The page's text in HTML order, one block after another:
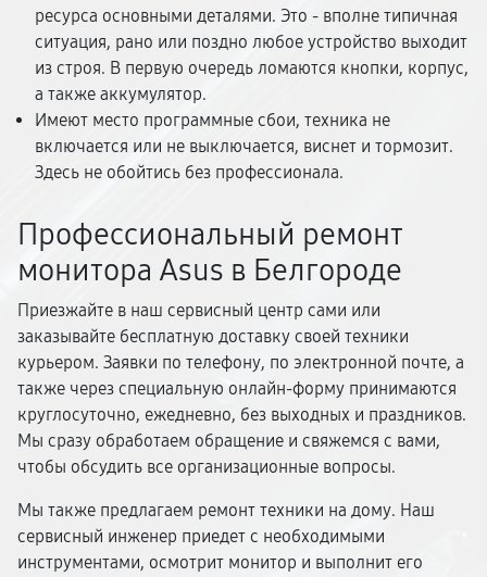
ресурса основными деталями. Это - вполне типичная
ситуация, рано или поздно любое устройство выходит
из строя. В первую очередь ломаются кнопки, корпус,
а также аккумулятор.
Имеют место программные сбои, техника не
включается или не выключается, виснет и тормозит.
Здесь не обойтись без профессионала.
Профессиональный ремонт
монитора Asus в Белгороде
Приезжайте в наш сервисный центр сами или
заказывайте бесплатную доставку своей техники
курьером. Заявки по телефону, по электронной почте, а
также через специальную онлайн-форму принимаются
круглосуточно, ежедневно, без выходных и праздников.
Мы сразу обработаем обращение и свяжемся с вами,
чтобы обсудить все организационные вопросы.
Мы также предлагаем ремонт техники на дому. Наш
сервисный инженер приедет с необходимыми
инструментами, осмотрит монитор и выполнит его